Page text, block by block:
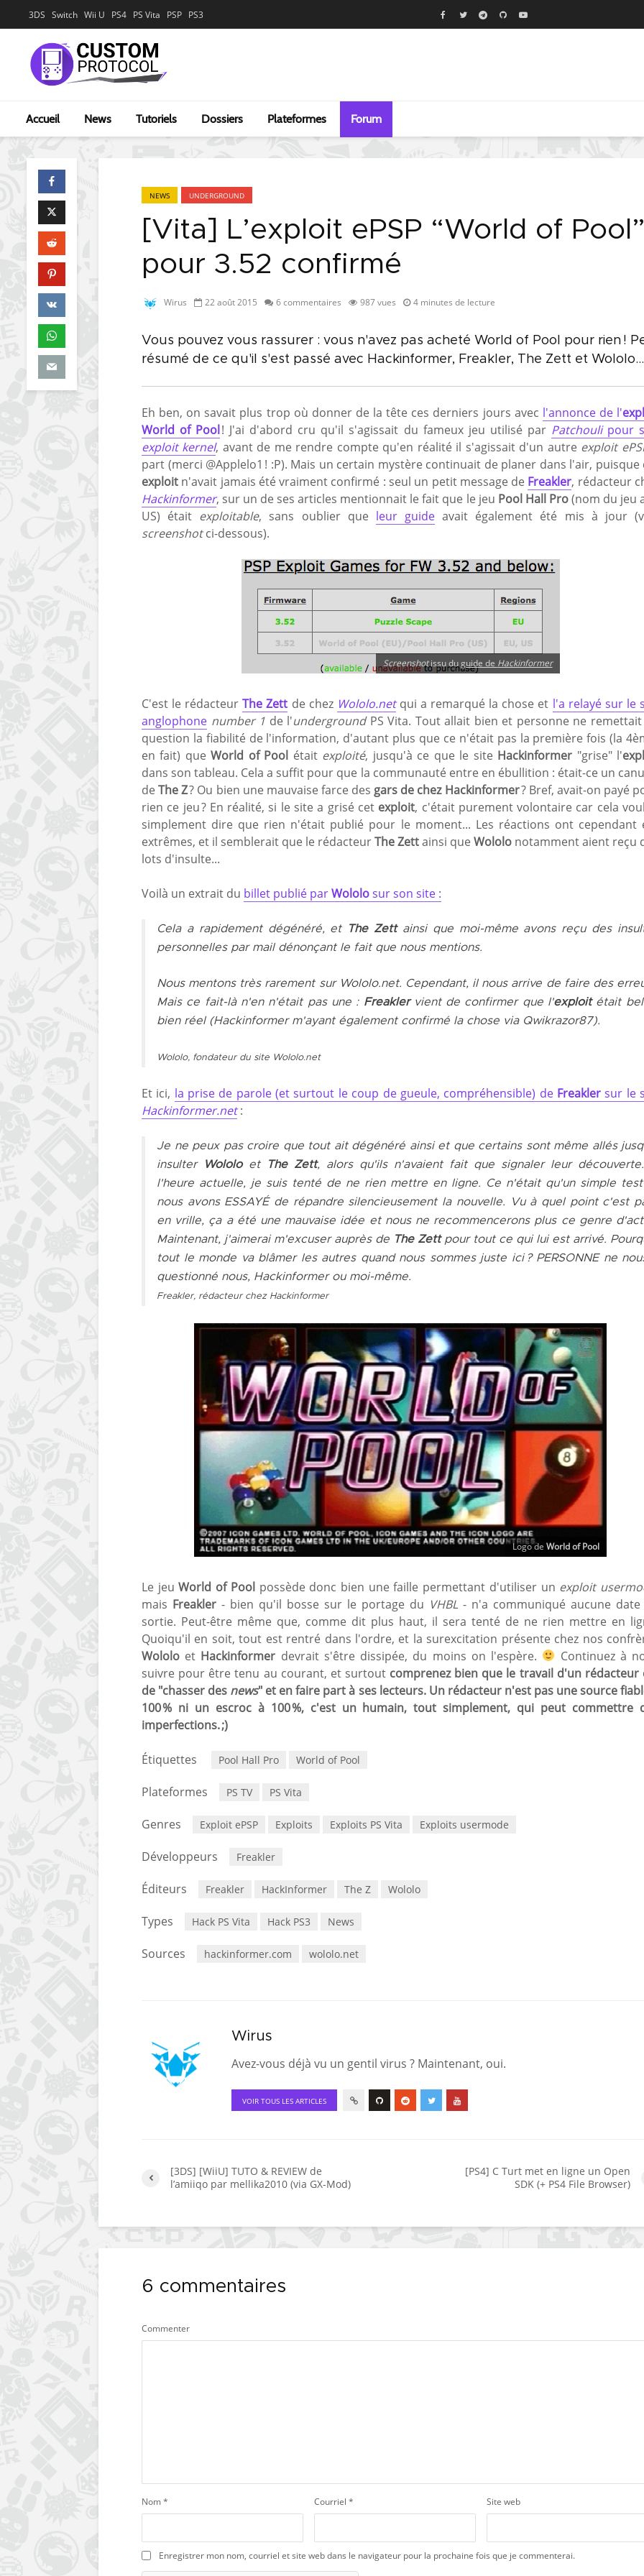
3DS Switch Wii U PS4 PS Vita PSP PS3
Accueil News Tutoriels Dossiers Plateformes Forum
NEWS UNDERGROUND
[Vita] L’exploit ePSP “World of Pool”
pour 3.52 confirmé
Wirus 22 août 2015 6 commentaires 987 vues 4 minutes de lecture
Vous pouvez vous rassurer : vous n'avez pas acheté World of Pool pour rien !
résumé de ce qu'il s'est passé avec Hackinformer, Freakler, The Zett et Wololo...
Eh ben, on savait plus trop où donner de la tête ces derniers jours avec l'annonce de l'
World of Pool! J'ai d'abord cru qu'il s'agissait du fameux jeu utilisé par Patchoulipour
exploit kernel, avant de me rendre compte qu'en réalité il s'agissait d'un autre exploit
part (merci @Applelo1 ! :P). Mais un certain mystère continuait de planer dans l'air, puisque
exploit n'avait jamais été vraiment confirmé : seul un petit message de Freakler, rédacteur
Hackinformer, sur un de ses articles mentionnait le fait que le jeu Pool Hall Pro(nom du jeu
US) était exploitable, sans oublier que leur guide avait également été mis à jour
screenshotci-dessous).
Screenshotissu duguide de Hackinformer
C'est le rédacteurThe Zett de chez Wololo.netqui a remarqué la chose et l'a relayé sur le
anglophone number 1 de l'undergroundPS Vita. Tout allait bien et personne ne remettait
question la fiabilité de l'information, d'autant plus que ce n'était pas la première fois (la
en fait) queWorld of Pool était exploité, jusqu'à ce que le site Hackinformer "grise" l'
dans son tableau. Cela a suffit pour que la communauté entre en ébullition : était-ce un
deThe Z? Ou bien une mauvaise farce des gars de chez Hackinformer? Bref, avait-on payé
rien ce jeu ? En réalité, si le site a grisé cet exploit, c'était purement volontaire car cela
simplement dire que rien n'était publié pour le moment... Les réactions ont cependant
extrêmes, et il semblerait que le rédacteurThe Zettainsi que Wololo notamment aient reçu
lots d'insulte...
Voilà un extrait du billet publié parWololosur son site :
Cela a rapidement dégénéré, et The Zettainsi que moi-même avons reçu des
personnelles par mail dénonçant le fait que nous mentions.
Nous mentons très rarement sur Wololo.net. Cependant, il nous arrive de faire des
Mais ce fait-là n'en n'était pas une : Freakler vient de confirmer que l'exploitétait
bien réel (Hackinformerm'ayant également confirmé la chose via Qwikrazor87).
Wololo, fondateur du site Wololo.net
Et ici, la prise de parole (et surtout le coup de gueule, compréhensible) de Freaklersur le
Hackinformer.net:
Je ne peux pas croire que tout ait dégénéré ainsi et que certains sont même allés
insulter
Wololoet The Zett, alors qu'ils n'avaient fait que signaler leur
l'heure actuelle, je suis tenté de ne rien mettre en ligne. Ce n'était qu'un simple
nous avons ESSAYÉ de répandre silencieusement la nouvelle. Vu à quel point c'est
en vrille, ça a été une mauvaise idée et nous ne recommencerons plus ce genre
Maintenant, j'aimerai m'excuser auprès de The Zettpour tout ce qui lui est arrivé.
tout le monde va blâmer les autres quand nous sommes juste ici ? PERSONNE ne
questionné nous, Hackinformerou moi-même.
Freakler, rédacteur chez Hackinformer
Logo de World of Pool
Le jeuWorld of Pool possède donc bien une faille permettant d'utiliser un exploit
mais Freakler - bien qu'il bosse sur le portage du VHBL - n'a communiqué aucune date
sortie. Peut-être même que, comme dit plus haut, il sera tenté de ne rien mettre en
Quoiqu'il en soit, tout est rentré dans l'ordre, et la surexcitation présente chez nos
Wololo et Hackinformer devrait s'être dissipée, du moins on l'espère.
Continuez à
suivre pour être tenu au courant, et surtout comprenez bien que le travail d'un rédacteur
de "chasser des news" et en faire part à ses lecteurs. Un rédacteur n'est pas une source
100 % ni un escroc à 100 %, c'est un humain, tout simplement, qui peut commettre
imperfections. ;)
Étiquettes Pool Hall Pro World of Pool
Plateformes PS TV PS Vita
Genres Exploit ePSP Exploits Exploits PS Vita Exploits usermode
Développeurs Freakler
Éditeurs Freakler HackInformer The Z Wololo
Types Hack PS Vita Hack PS3 News
Sources hackinformer.com wololo.net
Wirus
Avez-vous déjà vu un gentil virus ? Maintenant, oui.
VOIR TOUS LES ARTICLES
[3DS] [WiiU] TUTO & REVIEW de
l’amiiqo par mellika2010 (via GX-Mod)
[PS4] C Turt met en ligne un Open
SDK (+ PS4 File Browser)
6 commentaires
Commenter
Nom* Courriel * Site web
Enregistrer mon nom, courriel et site web dans le navigateur pour la prochaine fois que je commenterai.